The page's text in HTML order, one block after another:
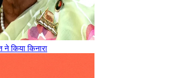
किया किनारा